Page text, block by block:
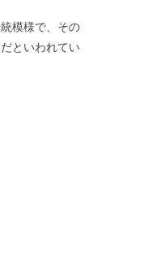
模様で、その
といわれてい